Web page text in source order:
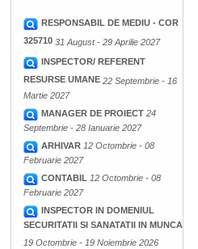
RESPONSABIL DE MEDIU - COR
325710 31 August - 29 Aprilie 2027
INSPECTOR/ REFERENT
RESURSE UMANE 22 Septembrie - 16
Martie 2027
MANAGER DE PROIECT 24
Septembrie - 28 Ianuarie 2027
ARHIVAR 12 Octombrie - 08
Februarie 2027
CONTABIL 12 Octombrie - 08
Februarie 2027
INSPECTOR IN DOMENIUL
SECURITATII SI SANATATII IN MUNCA
19 Octombrie - 19 Noiembrie 2026